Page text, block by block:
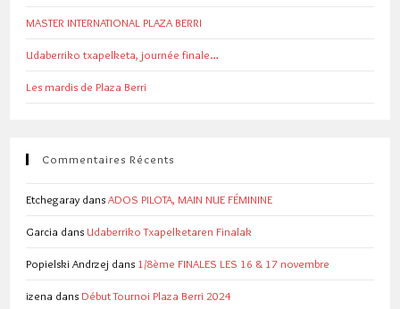
MASTER INTERNATIONAL PLAZA BERRI
Udaberriko txapelketa, journée finale…
Les mardis de Plaza Berri
Commentaires Récents
Etchegaray dansADOS PILOTA, MAIN NUE FÉMININE
Garcia dans Udaberriko Txapelketaren Finalak
Popielski Andrzej dans 1/8ème FINALES LES 16 & 17 novembre
izena dans Début Tournoi Plaza Berri 2024